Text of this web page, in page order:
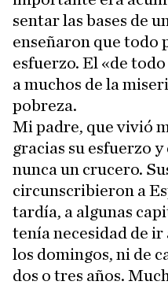
sentar las bases de
enseñaron que todo
esfuerzo. El «de
a muchos de la
pobreza.
Mi padre, que vivió
gracias su esfuerzo
nunca un crucero.
circunscribieron a
tardía, a algunas
tenía necesidad de
los domingos, ni de
dos o tres años.